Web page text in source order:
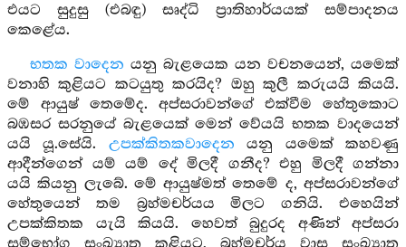
එයට සුදුසු (එබඳු) සෘද්ධි ප්‍රාතිහාර්යයක් සම්පාදනය
කෙළේය.
භතක වාදෙන යනු බැළයෙක යන වචනයෙන්, යමෙක්
වනාහි කුළියට කටයුතු කරයිද? ඔහු කුලී කරුයයි කියයි.
මේ ආයුෂ් තෙමේද. අප්සරාවන්ගේ එක්වීම හේතුකොට
බඹසර සරනුයේ බැළයෙක් මෙන් වේයයි භතක වාදයෙන්
යයි යූ.සේයි. උපක්කිතකවාදෙන යනු යමෙක් කහවණු
ආදීන්ගෙන් යම් යම් දේ මිලදී ගනීද? එහු මිලදී ගන්නා
යයි කියනු ලැබේ. මේ ආයුෂ්මත් තෙමේ ද, අප්සරාවන්ගේ
හේතුයෙන් තම බ්‍රහ්මචර්යය මිලට ගනියි. එහෙයින්
උපක්කිතක යැයි කියයි. හෙවත් බුදුරද අණින් අප්සරා